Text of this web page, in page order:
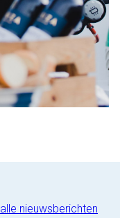
alle nieuwsberichten